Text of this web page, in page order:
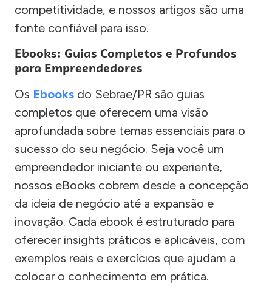
competitividade, e nossos artigos são uma
fonte confiável para isso.
Ebooks: Guias Completos e Profundos
para Empreendedores
Os Ebooks do Sebrae/PR são guias
completos que oferecem uma visão
aprofundada sobre temas essenciais para o
sucesso do seu negócio. Seja você um
empreendedor iniciante ou experiente,
nossos eBooks cobrem desde a concepção
da ideia de negócio até a expansão e
inovação. Cada ebook é estruturado para
oferecer insights práticos e aplicáveis, com
exemplos reais e exercícios que ajudam a
colocar o conhecimento em prática.